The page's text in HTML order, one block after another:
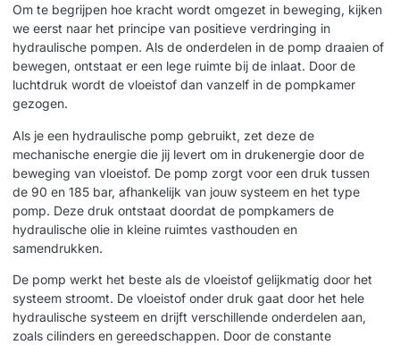
Om te begrijpen hoe kracht wordt omgezet in beweging, kijken
we eerst naar het principe van positieve verdringing in
hydraulische pompen. Als de onderdelen in de pomp draaien of
bewegen, ontstaat er een lege ruimte bij de inlaat. Door de
luchtdruk wordt de vloeistof dan vanzelf in de pompkamer
gezogen.
Als je een hydraulische pomp gebruikt, zet deze de
mechanische energie die jij levert om in drukenergie door de
beweging van vloeistof. De pomp zorgt voor een druk tussen
de 90 en 185 bar, afhankelijk van jouw systeem en het type
pomp. Deze druk ontstaat doordat de pompkamers de
hydraulische olie in kleine ruimtes vasthouden en
samendrukken.
De pomp werkt het beste als de vloeistof gelijkmatig door het
systeem stroomt. De vloeistof onder druk gaat door het hele
hydraulische systeem en drijft verschillende onderdelen aan,
zoals cilinders en gereedschappen. Door de constante